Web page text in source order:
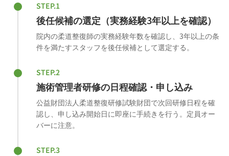
STEP.1
後任候補の選定（実務経験3年以上を確認）
院内の柔道整復師の実務経験年数を確認し、3年以上の条
件を満たすスタッフを後任候補として選定する。
STEP.2
施術管理者研修の日程確認・申し込み
公益財団法人柔道整復研修試験財団で次回研修日程を確
認し、申し込み開始日に即座に手続きを行う。定員オー
バーに注意。
STEP.3